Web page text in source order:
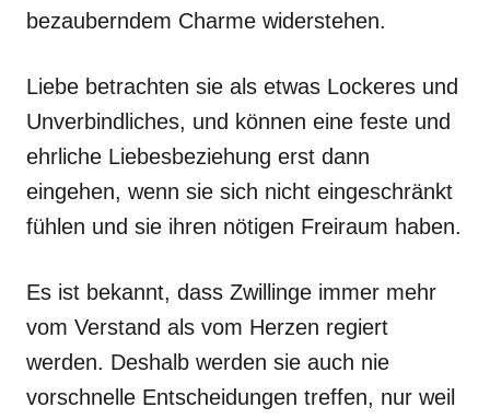
bezauberndem Charme widerstehen.
Liebe betrachten sie als etwas Lockeres und
Unverbindliches, und können eine feste und
ehrliche Liebesbeziehung erst dann
eingehen, wenn sie sich nicht eingeschränkt
fühlen und sie ihren nötigen Freiraum haben.
Es ist bekannt, dass Zwillinge immer mehr
vom Verstand als vom Herzen regiert
werden. Deshalb werden sie auch nie
vorschnelle Entscheidungen treffen, nur weil